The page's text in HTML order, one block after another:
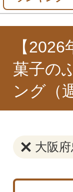
【
菓子の
ング（
大阪